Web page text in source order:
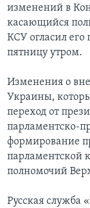
изменений в
касающийся
КСУ огласил его
пятницу утром.
Изменения о
Украины,
переход от
парламентско-
формирование
парламентской
полномочий
Русская служба